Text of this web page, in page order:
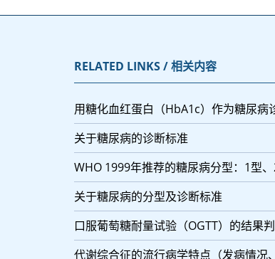
RELATED LINKS / 相关内容
用糖化血红蛋白（HbA1c）作为糖尿病
关于糖尿病的诊断标准
WHO 1999年推荐的糖尿病分型：1型
关于糖尿病的分型及诊断标准
口服葡萄糖耐量试验（OGTT）的结果
代谢综合征的流行病学特点（发病情况